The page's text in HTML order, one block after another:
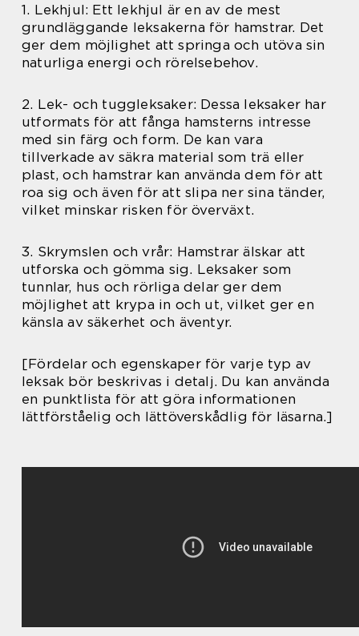
1. Lekhjul: Ett lekhjul är en av de mest
grundläggande leksakerna för hamstrar. Det
ger dem möjlighet att springa och utöva sin
naturliga energi och rörelsebehov.
2. Lek- och tuggleksaker: Dessa leksaker har
utformats för att fånga hamsterns intresse
med sin färg och form. De kan vara
tillverkade av säkra material som trä eller
plast, och hamstrar kan använda dem för att
roa sig och även för att slipa ner sina tänder,
vilket minskar risken för överväxt.
3. Skrymslen och vrår: Hamstrar älskar att
utforska och gömma sig. Leksaker som
tunnlar, hus och rörliga delar ger dem
möjlighet att krypa in och ut, vilket ger en
känsla av säkerhet och äventyr.
[Fördelar och egenskaper för varje typ av
leksak bör beskrivas i detalj. Du kan använda
en punktlista för att göra informationen
lättförståelig och lättöverskådlig för läsarna.]